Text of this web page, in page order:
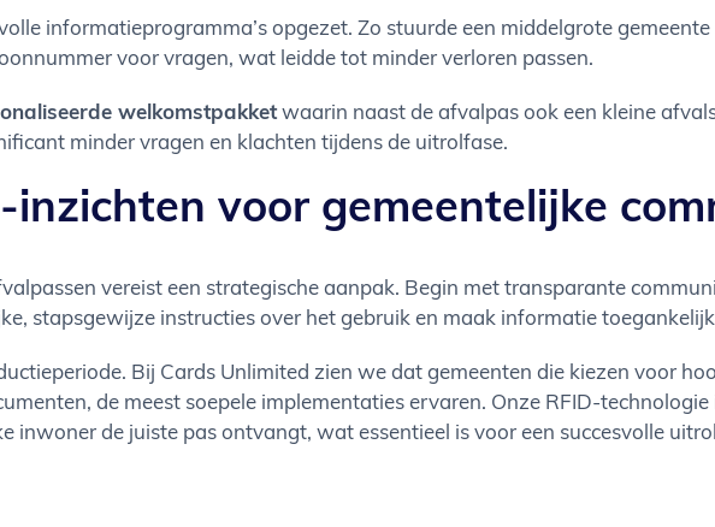
informatieprogramma’s opgezet. Zo stuurde een middelgrote
voor vragen, wat leidde tot minder verloren passen.
welkomstpakketwaarin naast de afvalpas ook een kleine
minder vragen en klachten tijdens de uitrolfase.
inzichten voor gemeentelijke
vereist een strategische aanpak. Begin met transparante
stapsgewijze instructies over het gebruik en maak informatie
Bij Cards Unlimited zien we dat gemeenten die kiezen voor
de meest soepele implementaties ervaren. Onze RFID-
inwoner de juiste pas ontvangt, wat essentieel is voor een succesvolle